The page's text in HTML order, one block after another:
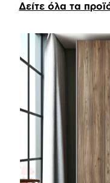
Δείτε όλα τα